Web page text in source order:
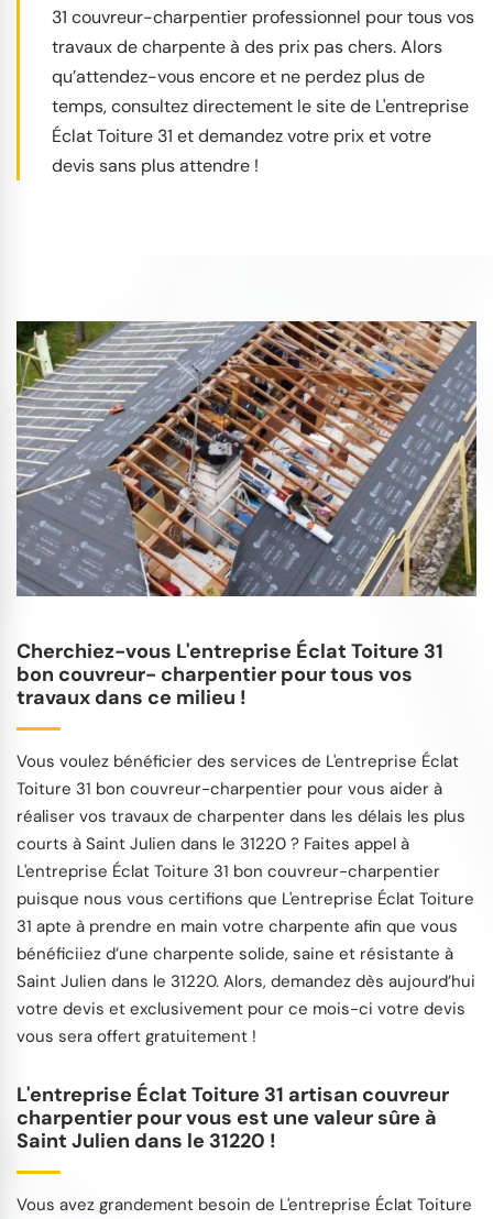
31 couvreur-charpentier professionnel pour tous vos
travaux de charpente à des prix pas chers. Alors
qu’attendez-vous encore et ne perdez plus de
temps, consultez directement le site de L'entreprise
Éclat Toiture 31 et demandez votre prix et votre
devis sans plus attendre !
Cherchiez-vous L'entreprise Éclat Toiture 31
bon couvreur- charpentier pour tous vos
travaux dans ce milieu !
Vous voulez bénéficier des services de L'entreprise Éclat
Toiture 31 bon couvreur-charpentier pour vous aider à
réaliser vos travaux de charpenter dans les délais les plus
courts à Saint Julien dans le 31220 ? Faites appel à
L'entreprise Éclat Toiture 31 bon couvreur-charpentier
puisque nous vous certifions que L'entreprise Éclat Toiture
31 apte à prendre en main votre charpente afin que vous
bénéficiiez d’une charpente solide, saine et résistante à
Saint Julien dans le 31220. Alors, demandez dès aujourd’hui
votre devis et exclusivement pour ce mois-ci votre devis
vous sera offert gratuitement !
L'entreprise Éclat Toiture 31 artisan couvreur
charpentier pour vous est une valeur sûre à
Saint Julien dans le 31220 !
Vous avez grandement besoin de L'entreprise Éclat Toiture